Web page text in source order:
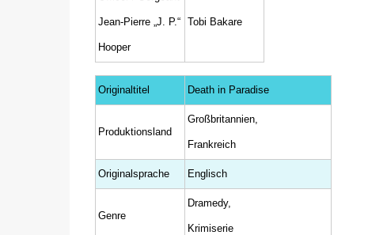
Jean-Pierre „J. P.“
Hooper
Tobi Bakare
Originaltitel Death in Paradise
Produktionsland
Großbritannien,
Frankreich
Originalsprache Englisch
Genre
Dramedy,
Krimiserie